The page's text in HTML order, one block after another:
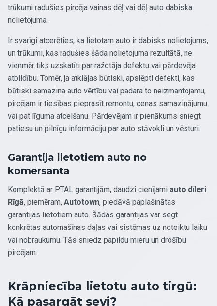
trūkumi radušies pircēja vainas dēļ vai dēļ auto dabiska
nolietojuma.
Ir svarīgi atcerēties, ka lietotam auto ir dabisks nolietojums,
un trūkumi, kas radušies šāda nolietojuma rezultātā, ne
vienmēr tiks uzskatīti par ražotāja defektu vai pārdevēja
atbildību. Tomēr, ja atklājas būtiski, apslēpti defekti, kas
būtiski samazina auto vērtību vai padara to neizmantojamu,
pircējam ir tiesības pieprasīt remontu, cenas samazinājumu
vai pat līguma atcelšanu. Pārdevējam ir pienākums sniegt
patiesu un pilnīgu informāciju par auto stāvokli un vēsturi.
Garantija lietotiem auto no
komersanta
Komplektā ar PTAL garantijām, daudzi cienījami auto dīleri
Rīgā, piemēram, Autotown, piedāvā paplašinātas
garantijas lietotiem auto. Šādas garantijas var segt
konkrētas automašīnas daļas vai sistēmas uz noteiktu laiku
vai nobraukumu. Tās sniedz papildu mieru un drošību
pircējam.
Krāpniecība lietotu auto tirgū:
Kā pasargāt sevi?